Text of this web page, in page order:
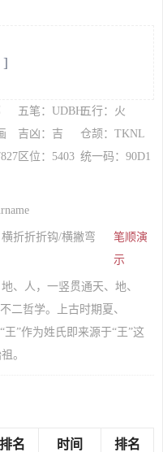
]
五笔：UDBH五行：火
吉凶：吉
仓颉：TKNL
区位：5403 统一码：90D1
折折折钩/横撇弯
笔顺演
示
、人，一竖贯通天、地、
二哲学。上古时期夏、
”作为姓氏即来源于“王”这
。
排名 时间 排名